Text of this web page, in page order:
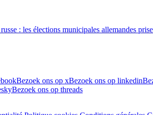
: les élections municipales allemandes
Bezoek ons op xBezoek ons op linkedin
Bezoek ons op threads